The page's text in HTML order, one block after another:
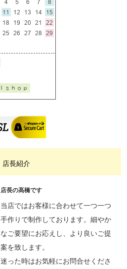
店長紹介
店長の高橋です
当店ではお客様に合わせて一つ一つ
手作りで制作しております。細やか
なご要望にお応えし、より良いご提
案を致します。
迷った時はお気軽にお問合せくださ